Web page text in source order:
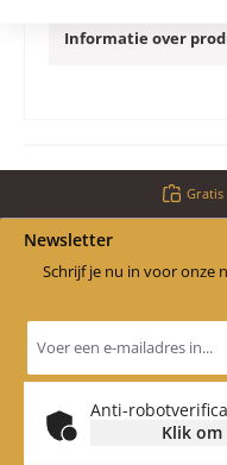
Informatie over
Gratis
Newsletter
Schrijf je nu in voor onze
mailadres
Anti-
Klik